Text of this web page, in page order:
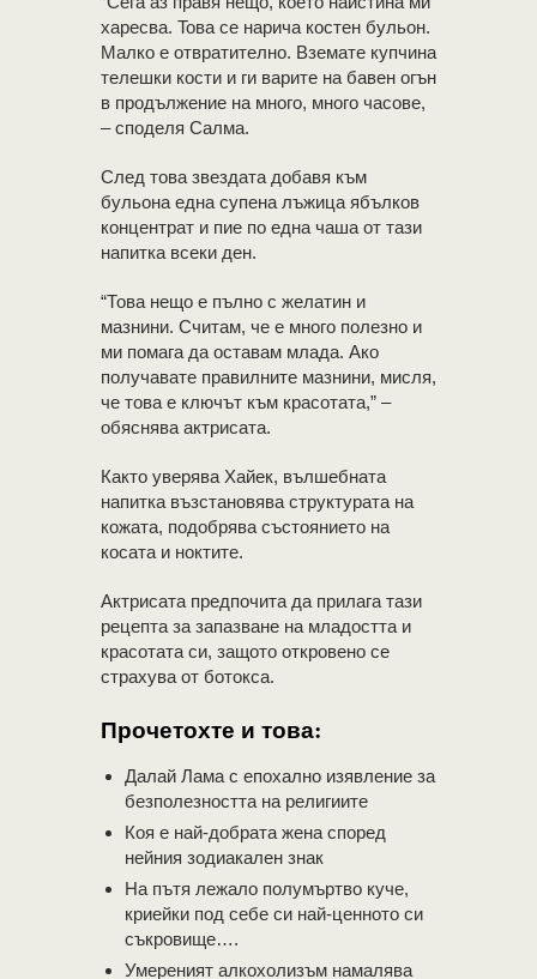
харесва. Toва се нарича костен бульон.
Малко е отвратително. Вземате купчина
телешки кости и ги варите на бавен огън
в продължение на много, много часове,
– споделя Салма.
След това звездата добавя към
бульона една супена лъжица ябълков
концентрат и пие по една чаша от тази
напитка всеки ден.
“Това нещо е пълно с желатин и
мазнини. Считам, че е много полезно и
ми помага да оставам млада. Ако
получавате правилните мазнини, мисля,
че това е ключът към красотата,” –
обяснява актрисата.
Както уверява Хайек, вълшебната
напитка възстановява структурата на
кожата, подобрява състоянието на
косата и ноктите.
Актрисата предпочита да прилага тази
рецепта за запазване на младостта и
красотата си, защото откровено се
страхува от ботокса.
Прочетохте и това:
Далай Лама с епохално изявление за
безполезността на религиите
Коя е най-добрата жена според
нейния зодиакален знак
На пътя лежало полумъртво куче,
криейки под себе си най-ценното си
съкровище….
Умереният алкохолизъм намалява